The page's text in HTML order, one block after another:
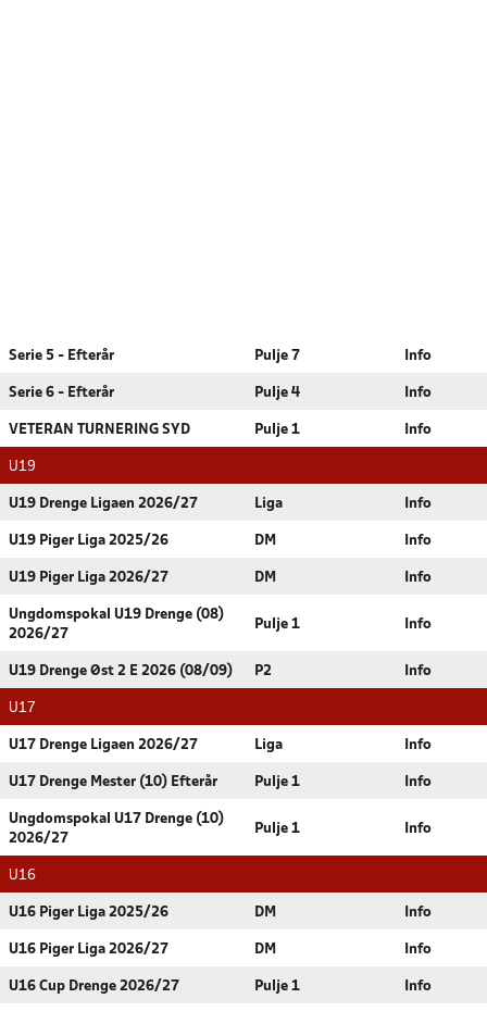
Serie 5 - Efterår Pulje 7 Info
Serie 6 - Efterår Pulje 4 Info
VETERAN TURNERING SYD Pulje 1 Info
U19
U19 Drenge Ligaen 2026/27 Liga Info
U19 Piger Liga 2025/26 DM Info
U19 Piger Liga 2026/27 DM Info
Ungdomspokal U19 Drenge (08)
2026/27
Pulje 1 Info
U19 Drenge Øst 2 E 2026 (08/09) P2 Info
U17
U17 Drenge Ligaen 2026/27 Liga Info
U17 Drenge Mester (10) Efterår Pulje 1 Info
Ungdomspokal U17 Drenge (10)
2026/27
Pulje 1 Info
U16
U16 Piger Liga 2025/26 DM Info
U16 Piger Liga 2026/27 DM Info
U16 Cup Drenge 2026/27 Pulje 1 Info